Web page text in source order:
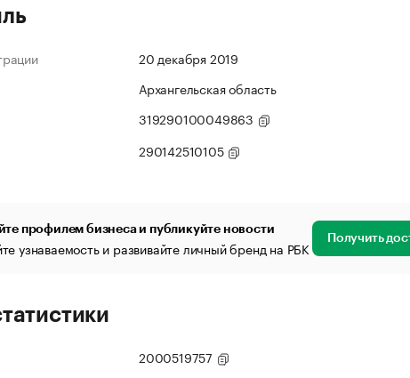
20 декабря 2019
Архангельская область
319290100049863
290142510105
профилем бизнеса и публикуйте новости
узнаваемость и развивайте личный бренд на РБК Получить
2000519757